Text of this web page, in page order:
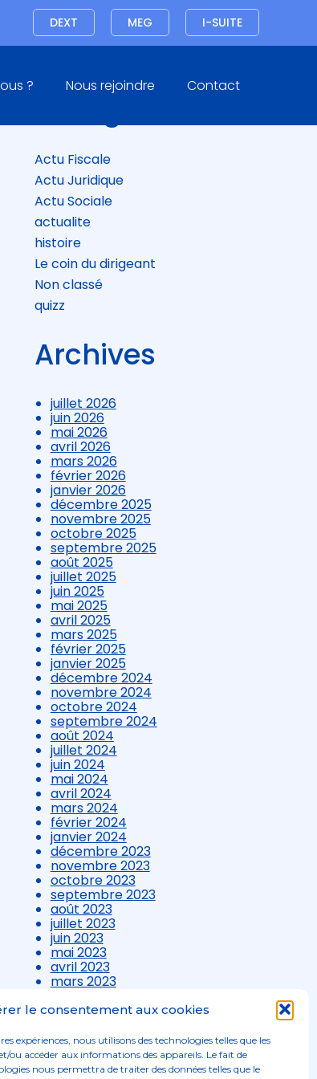
le consentement aux cookies
expériences, nous utilisons des technologies telles que les
ou accéder aux informations des appareils. Le fait de
nous permettra de traiter des données telles que le
Connexion I-SUITE
MEG
DEXT
? Nous rejoindre Contact
Blog
Actu Fiscale
Actu Juridique
Actu Sociale
actualite
histoire
Le coin du dirigeant
Non classé
quizz
Archives
juillet 2026
juin 2026
mai 2026
avril 2026
mars 2026
février 2026
janvier 2026
décembre 2025
novembre 2025
octobre 2025
septembre 2025
août 2025
juillet 2025
juin 2025
mai 2025
avril 2025
mars 2025
février 2025
janvier 2025
décembre 2024
novembre 2024
octobre 2024
septembre 2024
août 2024
juillet 2024
juin 2024
mai 2024
avril 2024
mars 2024
février 2024
janvier 2024
décembre 2023
novembre 2023
octobre 2023
septembre 2023
août 2023
juillet 2023
juin 2023
mai 2023
avril 2023
mars 2023